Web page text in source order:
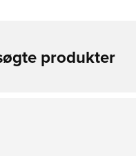
produkter